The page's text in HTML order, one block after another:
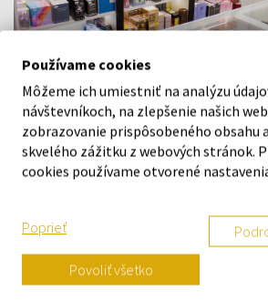
Navštívte našu predajňu v Šamoríne
Po - Pi: 8:00 - 16:00
Vernostný systém
Používame cookies
Môžeme ich umiestniť na analýzu
návštevníkoch, na zlepšenie našich
zobrazovanie prispôsobeného obsahu
skvelého zážitku z webových stránok.
cookies používame otvorené
Poprieť
Povoliť všetko